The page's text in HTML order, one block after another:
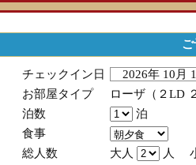
チェックイン日
2026年 10
お部屋タイプ
ローザ（２LD
泊数
泊
食事
総人数
大人 人